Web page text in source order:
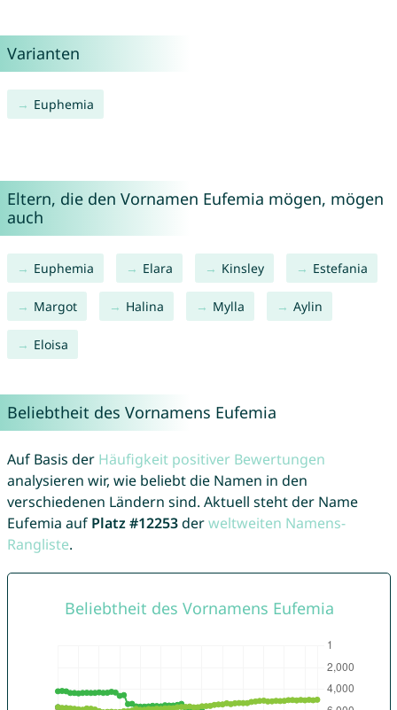
Varianten
Euphemia
Eltern, die den Vornamen Eufemia mögen, mögen
auch
Euphemia Elara Kinsley Estefania
Margot Halina Mylla Aylin
Eloisa
Beliebtheit des Vornamens Eufemia
Auf Basis der Häufigkeit positiver Bewertungen
analysieren wir, wie beliebt die Namen in den
verschiedenen Ländern sind. Aktuell steht der Name
Eufemia auf Platz #12253derweltweiten Namens-
Rangliste.